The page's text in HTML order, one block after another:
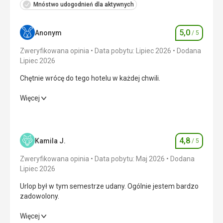
Mnóstwo udogodnień dla aktywnych
Anonym Ocena
5,0 / 5
Zweryfikowana opinia Data pobytu: Lipiec 2026
Dodana
Lipiec 2026
Chętnie wrócę do tego hotelu w każdej chwili.
Chętnie wrócę do tego hotelu w każdej chwili.
Zakwaterowanie 5,0/ 5
Okolica 5,0/ 5
Cena
Więcej
Kamila J. Ocena
4,8 / 5
Zweryfikowana opinia Data pobytu: Maj 2026
Dodana
Lipiec 2026
Urlop był w tym semestrze udany. Ogólnie jestem bardzo
zadowolony.
Urlop był w tym semestrze udany. Ogólnie jestem bardzo
Więcej